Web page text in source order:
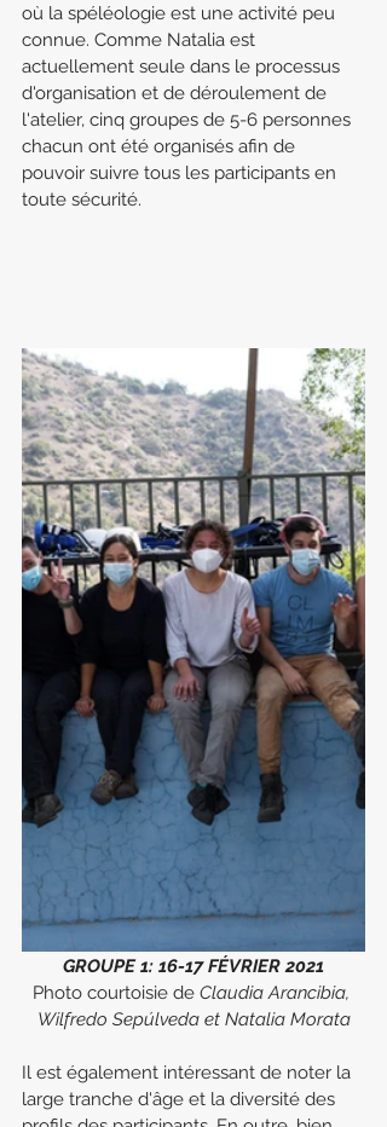
où la spéléologie est une activité peu
connue. Comme Natalia est
actuellement seule dans le processus
d'organisation et de déroulement de
l'atelier, cinq groupes de 5-6 personnes
chacun ont été organisés afin de
pouvoir suivre tous les participants en
toute sécurité.
GROUPE 1: 16-17 FÉVRIER 2021
Photo courtoisie de Claudia Arancibia,
Wilfredo Sepúlveda et Natalia Morata
Il est également intéressant de noter la
large tranche d'âge et la diversité des